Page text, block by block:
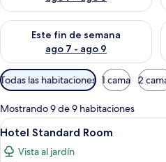
Este fin de semana
ago 7 - ago 9
Consulta la disponibilidad para
Filtros
disponibles
para
las
habitaciones
Todas las habitaciones 1 cama 2
Mostrando 9 de 9 habitaciones
Abrir
todas
las
6
Hotel Standard Room
Vista al jardín